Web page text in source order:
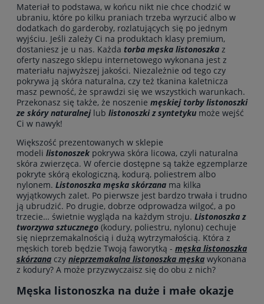
Materiał to podstawa, w końcu nikt nie chce chodzić w
ubraniu, które po kilku praniach trzeba wyrzucić albo w
dodatkach do garderoby, rozlatujących się po jednym
wyjściu. Jeśli zależy Ci na produktach klasy premium,
dostaniesz je u nas. Każda torba męska listonoszka z
oferty naszego sklepu internetowego wykonana jest z
materiału najwyższej jakości. Niezależnie od tego czy
pokrywa ją skóra naturalna, czy też tkanina kaletnicza
masz pewność, że sprawdzi się we wszystkich warunkach.
Przekonasz się także, że noszenie męskiej torby listonoszki
ze skóry naturalnej lub listonoszki z syntetyku może wejść
Ci w nawyk!
Większość prezentowanych w sklepie
modeli listonoszek pokrywa skóra licowa, czyli naturalna
skóra zwierzęca. W ofercie dostępne są także egzemplarze
pokryte skórą ekologiczną, kodurą, poliestrem albo
nylonem. Listonoszka męska skórzana ma kilka
wyjątkowych zalet. Po pierwsze jest bardzo trwała i trudno
ją ubrudzić. Po drugie, dobrze odprowadza wilgoć, a po
trzecie… świetnie wygląda na każdym stroju. Listonoszka z
tworzywa sztucznego (kodury, poliestru, nylonu) cechuje
się nieprzemakalnością i dużą wytrzymałością. Która z
męskich toreb będzie Twoją faworytką - męska listonoszka
skórzana czy nieprzemakalna listonoszka męska wykonana
z kodury? A może przyzwyczaisz się do obu z nich?
Męska listonoszka na duże i małe okazje